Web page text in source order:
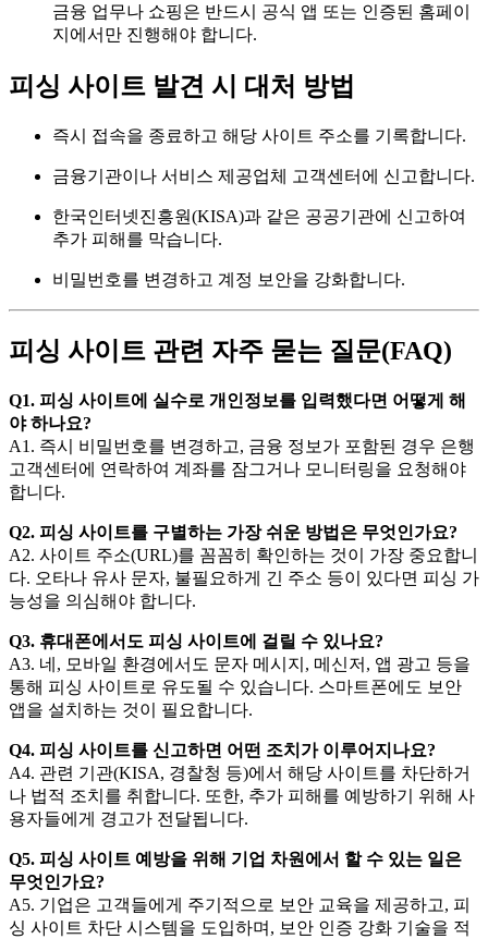
금융 업무나 쇼핑은 반드시 공식 앱 또는 인증된 홈페이
지에서만 진행해야 합니다.
피싱 사이트 발견 시 대처 방법
즉시 접속을 종료하고 해당 사이트 주소를 기록합니다.
금융기관이나 서비스 제공업체 고객센터에 신고합니다.
한국인터넷진흥원(KISA)과 같은 공공기관에 신고하여
추가 피해를 막습니다.
비밀번호를 변경하고 계정 보안을 강화합니다.
피싱 사이트 관련 자주 묻는 질문(FAQ)
Q1. 피싱 사이트에 실수로 개인정보를 입력했다면 어떻게 해
야 하나요?
A1. 즉시 비밀번호를 변경하고, 금융 정보가 포함된 경우 은행
고객센터에 연락하여 계좌를 잠그거나 모니터링을 요청해야
합니다.
Q2. 피싱 사이트를 구별하는 가장 쉬운 방법은 무엇인가요?
A2. 사이트 주소(URL)를 꼼꼼히 확인하는 것이 가장 중요합니
다. 오타나 유사 문자, 불필요하게 긴 주소 등이 있다면 피싱 가
능성을 의심해야 합니다.
Q3. 휴대폰에서도 피싱 사이트에 걸릴 수 있나요?
A3. 네, 모바일 환경에서도 문자 메시지, 메신저, 앱 광고 등을
통해 피싱 사이트로 유도될 수 있습니다. 스마트폰에도 보안
앱을 설치하는 것이 필요합니다.
Q4. 피싱 사이트를 신고하면 어떤 조치가 이루어지나요?
A4. 관련 기관(KISA, 경찰청 등)에서 해당 사이트를 차단하거
나 법적 조치를 취합니다. 또한, 추가 피해를 예방하기 위해 사
용자들에게 경고가 전달됩니다.
Q5. 피싱 사이트 예방을 위해 기업 차원에서 할 수 있는 일은
무엇인가요?
A5. 기업은 고객들에게 주기적으로 보안 교육을 제공하고, 피
싱 사이트 차단 시스템을 도입하며, 보안 인증 강화 기술을 적